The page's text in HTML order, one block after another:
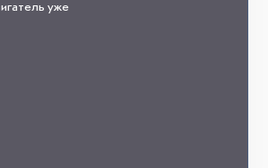
уже